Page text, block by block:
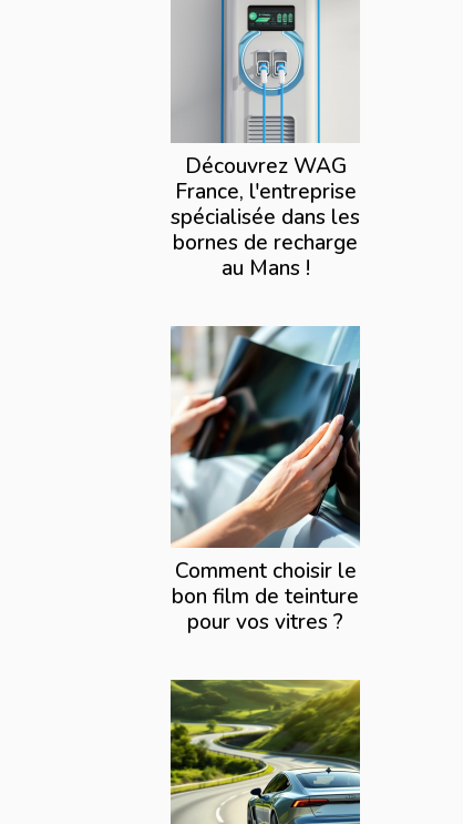
Découvrez WAG
France, l'entreprise
spécialisée dans les
bornes de recharge
au Mans !
Comment choisir le
bon film de teinture
pour vos vitres ?